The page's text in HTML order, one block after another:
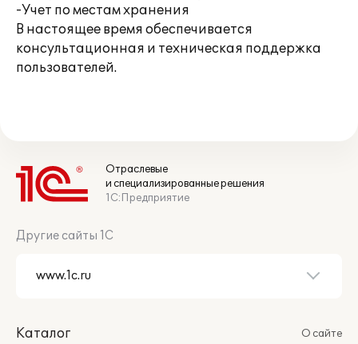
-Учет по местам хранения
В настоящее время обеспечивается
консультационная и техническая поддержка
пользователей.
Отраслевые
и специализированные решения
1С:Предприятие
Другие сайты 1С
Каталог
О сайте